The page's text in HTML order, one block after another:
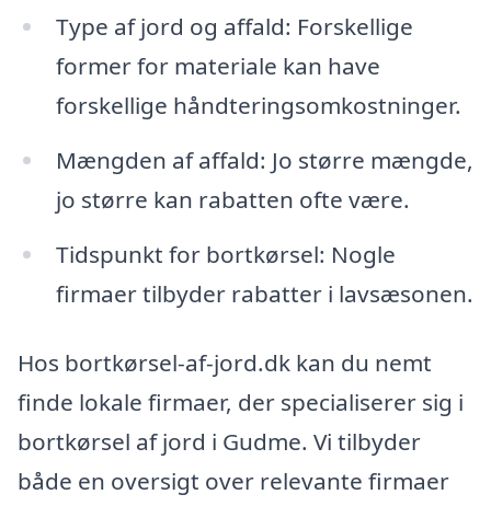
Type af jord og affald: Forskellige
former for materiale kan have
forskellige håndteringsomkostninger.
Mængden af affald: Jo større mængde,
jo større kan rabatten ofte være.
Tidspunkt for bortkørsel: Nogle
firmaer tilbyder rabatter i lavsæsonen.
Hos bortkørsel-af-jord.dk kan du nemt
finde lokale firmaer, der specialiserer sig i
bortkørsel af jord i Gudme. Vi tilbyder
både en oversigt over relevante firmaer